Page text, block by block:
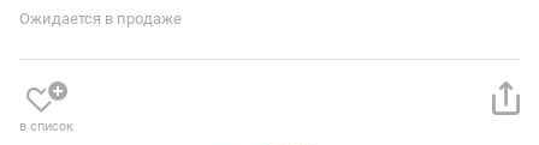
Ожидается в продаже
в список